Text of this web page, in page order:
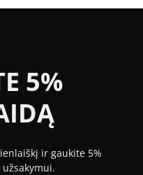
5%
ir gaukite 5%